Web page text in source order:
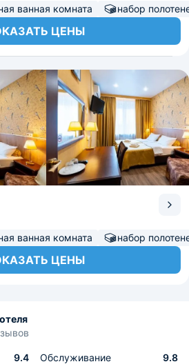
ванная комната набор
ЦЕНЫ
ванная комната набор
ЦЕНЫ
9.4 Обслуживание 9.8